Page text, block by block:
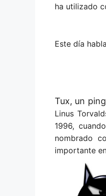
ha utilizado
Este día
Tux, un
Linus
1996,
nombrado
importante